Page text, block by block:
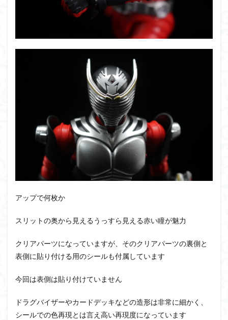
アップで何枚か
スリットの奥から見えるうっすら見える赤い瞳が魅力
クリアパーツになっていますが、そのクリアパーツの裏側と
表側に貼り付ける用のシールも付属しています
今回は表側は貼り付けていません
ドラグバイザーやカードデッキなどの造形は非常に細かく、
シールでの色再現とは言え高い再現度になっています